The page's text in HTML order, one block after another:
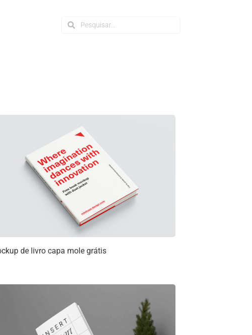
de livro capa mole grátis